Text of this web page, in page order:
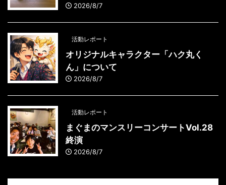
2026/8/7
活動レポート
オリジナルキャラクター「ハク丸く
ん」について
2026/8/7
活動レポート
まぐまのマンスリーコンサートVol.28
終演
2026/8/7